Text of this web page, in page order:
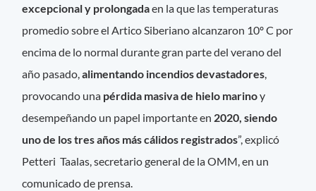
excepcional y prolongadaen la que las temperaturas
promedio sobre el Artico Siberiano alcanzaron 10º C por
encima de lo normal durante gran parte del verano del
año pasado,alimentando incendios devastadores
provocando una pérdida masiva de hielo marinoy
desempeñando un papel importante en 2020, siendo
uno de los tres años más cálidos registrados”, explicó
Petteri Taalas, secretario general de la OMM, en un
comunicado de prensa.